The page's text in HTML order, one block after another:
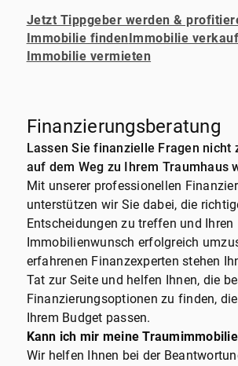
Jetzt Tippgeber werden &
Immobilie findenImmobilie
Immobilie vermieten
Finanzierungsberatung
Lassen Sie finanzielle Fragen nicht
auf dem Weg zu Ihrem Traumhaus
Mit unserer professionellen
unterstützen wir Sie dabei, die
Entscheidungen zu treffen und Ihren
Immobilienwunsch erfolgreich
erfahrenen Finanzexperten stehen
Tat zur Seite und helfen Ihnen, die
Finanzierungsoptionen zu finden,
Ihrem Budget passen.
Kann ich mir meine
Wir helfen Ihnen bei der